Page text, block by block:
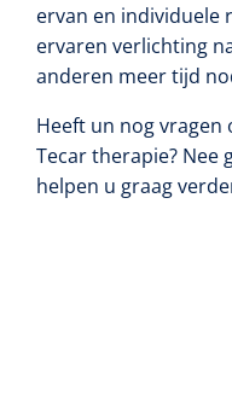
ervan en individuele
ervaren verlichting
anderen meer tijd
Heeft un nog
Tecar therapie? Nee
helpen u graag